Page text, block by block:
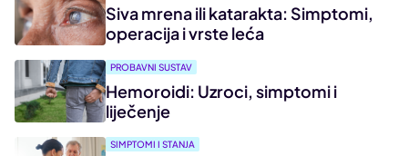
Siva mrena ili katarakta: Simptomi,
operacija i vrste leća
PROBAVNI SUSTAV
Hemoroidi: Uzroci, simptomi i
liječenje
SIMPTOMI I STANJA